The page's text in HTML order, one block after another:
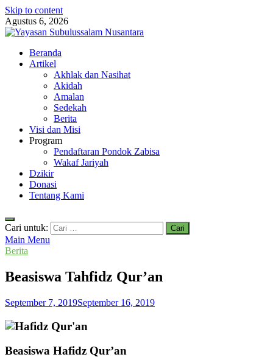
Skip to content
Agustus 6, 2026
Yayasan Subulussalam Nusantara
Yayasan Subulussalam Nusantara – Rumah Tahfidz Zabisa (Zaid bin
Tsabit) Temanggung – Tebar Manfaat untuk Ummat
Beranda
Artikel
Akhlak dan Nasihat
Akidah
Amalan
Sedekah
Berita
Visi dan Misi
Program
Pendaftaran Pondok Zabisa
Wakaf Jariyah
Dzikir
Donasi
Tentang Kami
Cari untuk:
Main Menu
Berita
Beasiswa Tahfidz Qur’an
September 7, 2019September 16, 2019
Beasiswa Hafidz Qur’an